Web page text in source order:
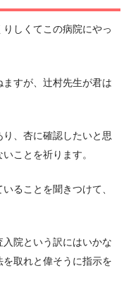
しくてこの病院にやっ
すが、辻村先生が君は
、杏に確認したいと思
ことを祈ります。
ることを聞きつけて、
院という訳にはいかな
取れと偉そうに指示を